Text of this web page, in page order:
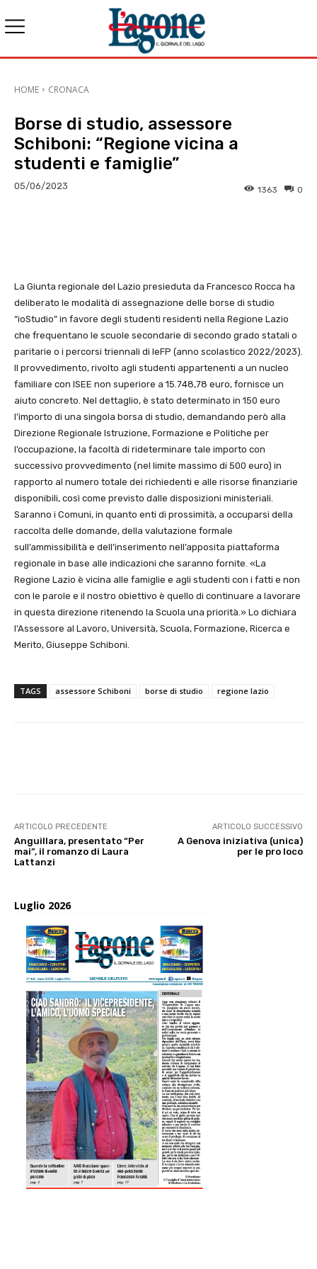
HOME CRONACA
Borse di studio, assessore
Schiboni: “Regione vicina a
studenti e famiglie”
05/06/2023 0
1363
La Giunta regionale del Lazio presieduta da Francesco Rocca ha
deliberato le modalità di assegnazione delle borse di studio
“ioStudio” in favore degli studenti residenti nella Regione Lazio
che frequentano le scuole secondarie di secondo grado statali o
paritarie o i percorsi triennali di IeFP (anno scolastico 2022/2023).
Il provvedimento, rivolto agli studenti appartenenti a un nucleo
familiare con ISEE non superiore a 15.748,78 euro, fornisce un
aiuto concreto. Nel dettaglio, è stato determinato in 150 euro
l’importo di una singola borsa di studio, demandando però alla
Direzione Regionale Istruzione, Formazione e Politiche per
l’occupazione, la facoltà di rideterminare tale importo con
successivo provvedimento (nel limite massimo di 500 euro) in
rapporto al numero totale dei richiedenti e alle risorse finanziarie
disponibili, così come previsto dalle disposizioni ministeriali.
Saranno i Comuni, in quanto enti di prossimità, a occuparsi della
raccolta delle domande, della valutazione formale
sull’ammissibilità e dell’inserimento nell’apposita piattaforma
regionale in base alle indicazioni che saranno fornite. «La
Regione Lazio è vicina alle famiglie e agli studenti con i fatti e non
con le parole e il nostro obiettivo è quello di continuare a lavorare
in questa direzione ritenendo la Scuola una priorità.» Lo dichiara
l’Assessore al Lavoro, Università, Scuola, Formazione, Ricerca e
Merito, Giuseppe Schiboni.
TAGS assessore Schiboni borse di studio regione lazio
ARTICOLO PRECEDENTE
Anguillara, presentato “Per
mai”, il romanzo di Laura
Lattanzi
ARTICOLO SUCCESSIVO
A Genova iniziativa (unica)
per le pro loco
Luglio 2026